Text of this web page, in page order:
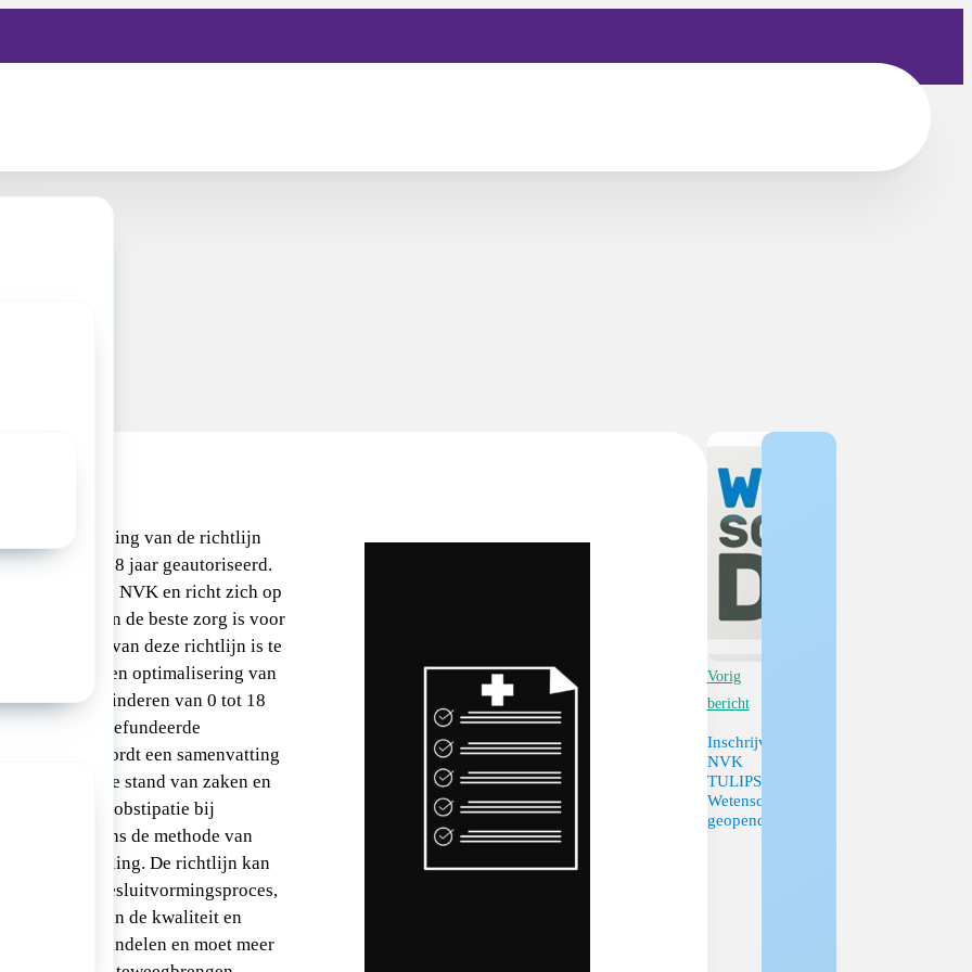
de herziening van de richtlijn
van 0 tot 18 jaar geautoriseerd.
van de NVK en richt zich op
maatstaven de beste zorg is voor
Het doel van deze richtlijn is te
herkenning en optimalisering van
van kinderen van 0 tot 18
Om hierover gefundeerde
doen, wordt een samenvatting
stand van zaken en
betreffende obstipatie bij
gedaan volgens de methode van
De richtlijn kan
in het besluitvormingsproces,
verbetering van de kwaliteit en
medisch handelen en moet meer
Vorig
bericht
Inschrijving
NVK
TULIPS
Wetenschapsdag
geopend!